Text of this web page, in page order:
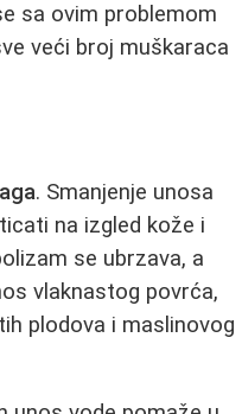
sa ovim problemom
veći broj muškaraca
. Smanjenje unosa
na izgled kože i
se ubrzava, a
vlaknastog povrća,
plodova i maslinovog